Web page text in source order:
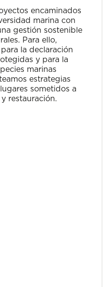
encaminados
marina con
gestión sostenible
Para ello,
la declaración
y para la
marinas
estrategias
sometidos a
restauración.